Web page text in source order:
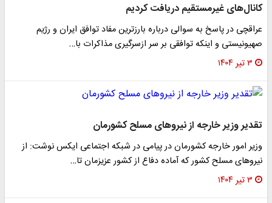
کانال‌های غیرمستقیم دریافت کردیم
عراقچی در پاسخ به سوالی درباره بارزترین مفاد توافق ایران و رژیم
صهیونیستی و اینکه توافقی بر سر ازسرگیری مذاکرات با…
۳ تیر ۱۴۰۴
تقدیر وزیر خارجه از نیرو‌های مسلح کشورمان
وزیر امور خارجه کشورمان در پیامی در شبکه اجتماعی ایکس نوشت: از
نیرو‌های مسلح کشور که آماده دفاع از کشور عزیزمان تا…
۳ تیر ۱۴۰۴